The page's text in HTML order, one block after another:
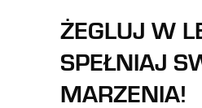
ŻEGLUJ W
SPEŁNIAJ
MARZENIA!